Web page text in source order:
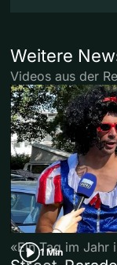
Weitere
Videos aus der
1 Min
«Ein Tag im Jahr